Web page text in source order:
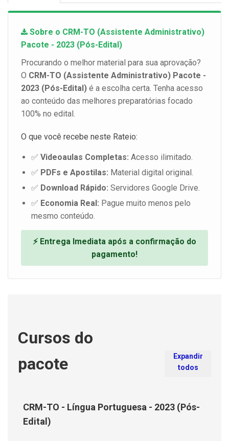
Sobre o CRM-TO (Assistente Administrativo)
Pacote - 2023 (Pós-Edital)
Procurando o melhor material para sua aprovação?
O CRM-TO (Assistente Administrativo) Pacote -
2023 (Pós-Edital) é a escolha certa. Tenha acesso
ao conteúdo das melhores preparatórias focado
100% no edital.
O que você recebe neste Rateio:
✅ Videoaulas Completas: Acesso ilimitado.
✅ PDFs e Apostilas: Material digital original.
✅ Download Rápido: Servidores Google Drive.
✅ Economia Real: Pague muito menos pelo
mesmo conteúdo.
⚡ Entrega Imediata após a confirmação do
pagamento!
Cursos do
pacote
Expandir
todos
CRM-TO - Língua Portuguesa - 2023 (Pós-
Edital)